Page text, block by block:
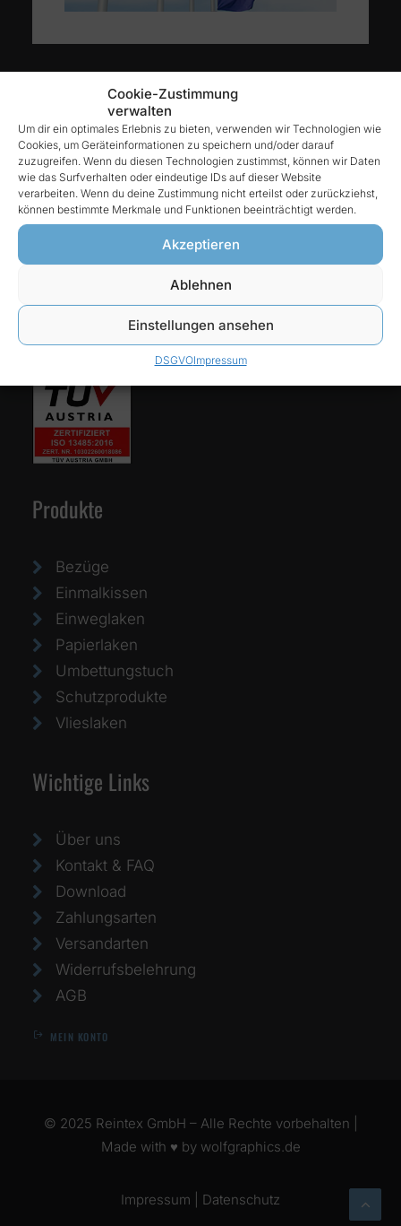
Cookie-Zustimmung
verwalten
Um dir ein optimales Erlebnis zu bieten, verwenden wir Technologien wie
Cookies, um Geräteinformationen zu speichern und/oder darauf
zuzugreifen. Wenn du diesen Technologien zustimmst, können wir Daten
wie das Surfverhalten oder eindeutige IDs auf dieser Website
verarbeiten. Wenn du deine Zustimmung nicht erteilst oder zurückziehst,
können bestimmte Merkmale und Funktionen beeinträchtigt werden.
Akzeptieren
Ablehnen
Einstellungen ansehen
DSGVOImpressum
Reintex GmbH
Anhalter Str. 15
68775 Ketsch
06202-927 68 76
E-Mail:
info@reintex.com
Produkte
Bezüge
Einmalkissen
Einweglaken
Papierlaken
Umbettungstuch
Schutzprodukte
Vlieslaken
Wichtige Links
Über uns
Kontakt & FAQ
Download
Zahlungsarten
Versandarten
Widerrufsbelehrung
AGB
MEIN KONTO
© 2025 Reintex GmbH – Alle Rechte vorbehalten |
Made with ♥ by wolfgraphics.de
Impressum Datenschutz